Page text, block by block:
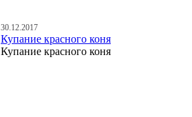
30.12.2017
Купание красного коня
Купание красного коня